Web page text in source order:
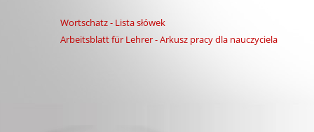
Wortschatz - Lista słówek
Arbeitsblatt für Lehrer - Arkusz pracy dla nauczyciela